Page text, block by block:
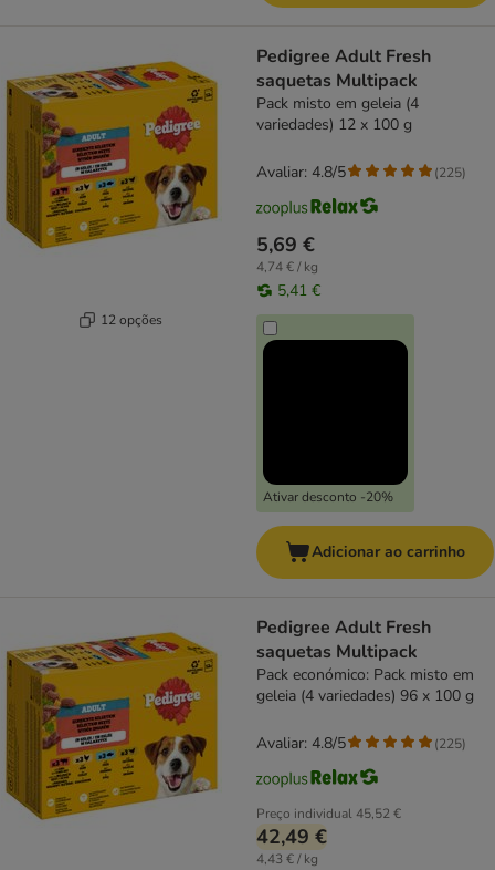
12 opções
Pedigree Adult Fresh
saquetas Multipack
Pack misto em geleia (4
variedades) 12 x 100 g
5,69 €
4,74 € / kg
5,41 €
Ativar desconto -20%
Avaliar: 4.8/5 (225)
Adicionar ao carrinho
Pedigree Adult Fresh
saquetas Multipack
Pack económico: Pack misto em
geleia (4 variedades) 96 x 100 g
Preço individual45,52 €
42,49 €
4,43 € / kg
Avaliar: 4.8/5 (225)